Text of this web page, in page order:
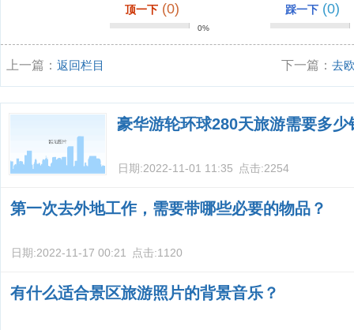
顶一下 (0)
0%
踩一下 (0)
上一篇： 返回栏目 下一篇：去
豪华游轮环球280天旅游需要多少
日期:2022-11-01 11:35 点击:2254
第一次去外地工作，需要带哪些必要的物品？
日期:2022-11-17 00:21 点击:1120
有什么适合景区旅游照片的背景音乐？